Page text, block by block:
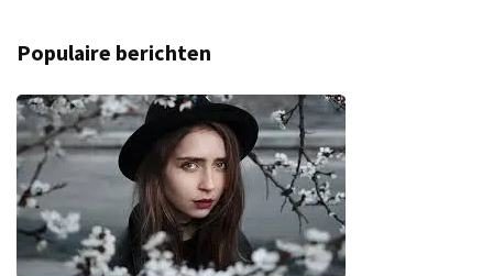
Populaire berichten